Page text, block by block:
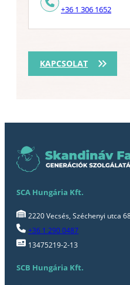
KAPCSOLAT
+36 1 306 1652
SCA Hungária Kft.
2220 Vecsés, Széchenyi utca
+36 1 290 0487
13475219-2-13
SCB Hungária Kft.